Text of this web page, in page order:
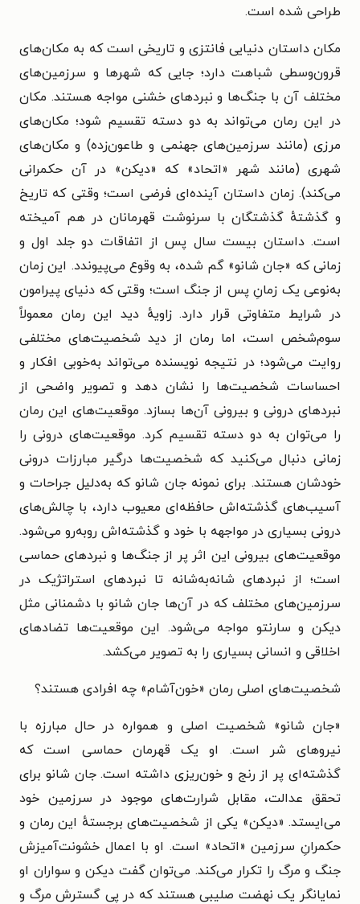
طراحی شده است.
مکان داستان دنیایی فانتزی و تاریخی است که به مکان‌های
قرون‌وسطی شباهت دارد؛ جایی که شهرها و سرزمین‌های
مختلف آن با جنگ‌ها و نبردهای خشنی مواجه هستند. مکان
در این رمان می‌تواند به دو دسته تقسیم شود؛ مکان‌های
مرزی (مانند سرزمین‌های جهنمی و طاعون‌زده) و مکان‌های
شهری (مانند شهر «اتحاد» که «دیکن» در آن حکمرانی
می‌کند).زمان داستان آینده‌ای فرضی است؛ وقتی که تاریخ
و گذشتهٔ گذشتگان با سرنوشت قهرمانان در هم آمیخته‌
است. داستان بیست سال پس از اتفاقات دو جلد اول و
زمانی که «جان شانو» گم شده، به وقوع می‌پیوندد. این زمان
به‌نوعی یک زمانِ پس از جنگ است؛ وقتی که دنیای پیرامون
در شرایط متفاوتی قرار دارد.زاویهٔ دید این رمان معمولاً
سوم‌شخص است، اما رمان از دید شخصیت‌های مختلفی
روایت می‌شود؛ در نتیجه نویسنده می‌تواند به‌خوبی افکار و
احساسات شخصیت‌ها را نشان دهد و تصویر واضحی از
نبردهای درونی و بیرونی آن‌ها بسازد. موقعیت‌های این رمان
را می‌توان به دو دسته تقسیم کرد. موقعیت‌های درونی را
زمانی دنبال می‌کنید که شخصیت‌ها درگیر مبارزات درونی
خودشان هستند. برای نمونه جان شانو که به‌دلیل جراحات و
آسیب‌های گذشته‌اش حافظه‌ای معیوب دارد، با چالش‌های
درونی بسیاری در مواجهه با خود و گذشته‌اش روبه‌رو می‌شود.
موقعیت‌های بیرونی این اثر پر از جنگ‌ها و نبردهای حماسی
است؛ از نبردهای شانه‌به‌شانه تا نبردهای استراتژیک در
سرزمین‌های مختلف که در آن‌ها جان شانو با دشمنانی مثل
دیکن و سارنتو مواجه می‌شود. این موقعیت‌ها تضادهای
اخلاقی و انسانی بسیاری را به تصویر می‌کشد.
شخصیت‌های اصلی رمان «خون‌آشام» چه افرادی هستند؟
«جان شانو» شخصیت اصلی و همواره در حال مبارزه با
نیروهای شر است. او یک قهرمان حماسی است که
گذشته‌ای پر از رنج و خون‌ریزی داشته است. جان شانو برای
تحقق عدالت، مقابل شرارت‌های موجود در سرزمین خود
می‌ایستد. «دیکن» یکی از شخصیت‌های برجستهٔ این رمان و
حکمرانِ سرزمین «اتحاد» است. او با اعمال خشونت‌آمیزش
جنگ و مرگ را تکرار می‌کند. می‌توان گفت دیکن و سواران او
نمایانگر یک نهضت صلیبی هستند که در پی گسترش مرگ و